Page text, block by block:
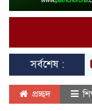
সর্বশেষ :
প্রচ্ছদ